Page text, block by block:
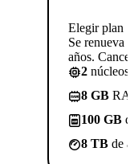
Elegir plan
Se renueva
años.
2 núcleos
8 GB
100 GB
8 TB de